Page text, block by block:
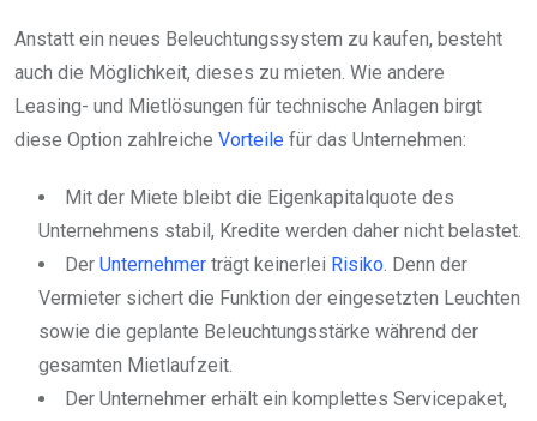
Anstatt ein neues Beleuchtungssystem zu kaufen, besteht
auch die Möglichkeit, dieses zu mieten. Wie andere
Leasing- und Mietlösungen für technische Anlagen birgt
diese Option zahlreiche Vorteile für das Unternehmen:
Mit der Miete bleibt die Eigenkapitalquote des
Unternehmens stabil, Kredite werden daher nicht belastet.
Der Unternehmer trägt keinerlei Risiko. Denn der
Vermieter sichert die Funktion der eingesetzten Leuchten
sowie die geplante Beleuchtungsstärke während der
gesamten Mietlaufzeit.
Der Unternehmer erhält ein komplettes Servicepaket,